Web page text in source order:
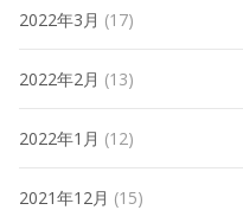
2022年3月 (17)
2022年2月 (13)
2022年1月 (12)
2021年12月 (15)